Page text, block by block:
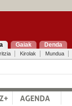
Gaiak Denda
Kirolak Mundua